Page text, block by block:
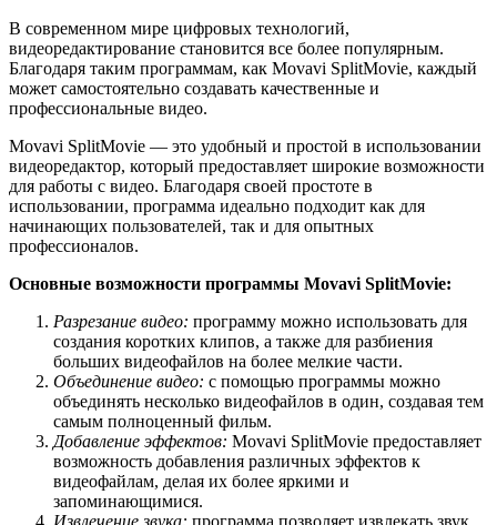
В современном мире цифровых технологий,
видеоредактирование становится все более популярным.
Благодаря таким программам, как Movavi SplitMovie, каждый
может самостоятельно создавать качественные и
профессиональные видео.
Movavi SplitMovie — это удобный и простой в использовании
видеоредактор, который предоставляет широкие возможности
для работы с видео. Благодаря своей простоте в
использовании, программа идеально подходит как для
начинающих пользователей, так и для опытных
профессионалов.
Основные возможности программы Movavi SplitMovie:
Разрезание видео: программу можно использовать для
создания коротких клипов, а также для разбиения
больших видеофайлов на более мелкие части.
Объединение видео: с помощью программы можно
объединять несколько видеофайлов в один, создавая тем
самым полноценный фильм.
Добавление эффектов: Movavi SplitMovie предоставляет
возможность добавления различных эффектов к
видеофайлам, делая их более яркими и
запоминающимися.
Извлечение звука: программа позволяет извлекать звук